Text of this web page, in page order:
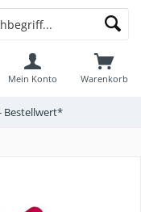
Warenkorb
Mein Konto
Bestellwert*